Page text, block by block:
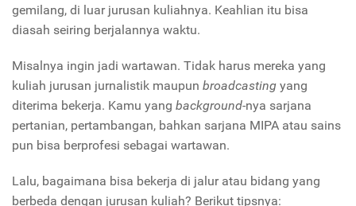
gemilang, di luar jurusan kuliahnya. Keahlian itu bisa
diasah seiring berjalannya waktu.
Misalnya ingin jadi wartawan. Tidak harus mereka yang
kuliah jurusan jurnalistik maupun broadcasting yang
diterima bekerja. Kamu yang background-nya sarjana
pertanian, pertambangan, bahkan sarjana MIPA atau sains
pun bisa berprofesi sebagai wartawan.
Lalu, bagaimana bisa bekerja di jalur atau bidang yang
berbeda dengan jurusan kuliah? Berikut tipsnya: